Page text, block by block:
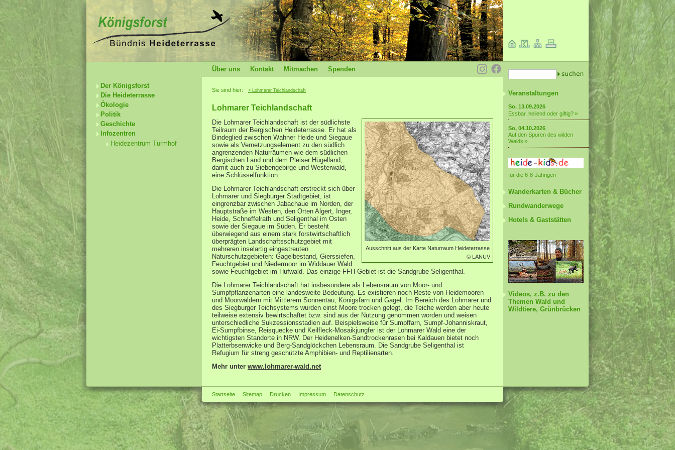
Der Königsforst
Die Heideterrasse
Ökologie
Politik
Geschichte
Infozentren
Heidezentrum Turmhof
Über uns Kontakt Mitmachen Spenden
Sie sind hier: > Lohmarer Teichlandschaft
Lohmarer Teichlandschaft
Ausschnitt aus der Karte Naturraum Heideterrasse
© LANUV
Die Lohmarer Teichlandschaft ist der südlichste
Teilraum der Bergischen Heideterrasse. Er hat als
Bindeglied zwischen Wahner Heide und Siegaue
sowie als Vernetzungselement zu den südlich
angrenzenden Naturräumen wie dem südlichen
Bergischen Land und dem Pleiser Hügelland,
damit auch zu Siebengebirge und Westerwald,
eine Schlüsselfunktion.
Die Lohmarer Teichlandschaft erstreckt sich über
Lohmarer und Siegburger Stadtgebiet, ist
eingrenzbar zwischen Jabachaue im Norden, der
Hauptstraße im Westen, den Orten Algert, Inger,
Heide, Schneffelrath und Seligenthal im Osten
sowie der Siegaue im Süden. Er besteht
überwiegend aus einem stark forstwirtschaftlich
überprägten Landschaftsschutzgebiet mit
mehreren inselartig eingestreuten
Naturschutzgebieten: Gagelbestand, Gierssiefen,
Feuchtgebiet und Niedermoor im Widdauer Wald
sowie Feuchtgebiet im Hufwald. Das einzige FFH-Gebiet ist die Sandgrube Seligenthal.
Die Lohmarer Teichlandschaft hat insbesondere als Lebensraum von Moor- und
Sumpfpflanzenarten eine landesweite Bedeutung. Es existieren noch Reste von Heidemooren
und Moorwäldern mit Mittlerem Sonnentau, Königsfarn und Gagel. Im Bereich des Lohmarer und
des Siegburger Teichsystems wurden einst Moore trocken gelegt, die Teiche werden aber heute
teilweise extensiv bewirtschaftet bzw. sind aus der Nutzung genommen worden und weisen
unterschiedliche Sukzessionsstadien auf. Beispielsweise für Sumpffarn, Sumpf-Johanniskraut,
Ei-Sumpfbinse, Reisquecke und Keilfleck-Mosaikjungfer ist der Lohmarer Wald eine der
wichtigsten Standorte in NRW. Der Heidenelken-Sandtrockenrasen bei Kaldauen bietet noch
Platterbsenwicke und Berg-Sandglöckchen Lebensraum. Die Sandgrube Seligenthal ist
Refugium für streng geschützte Amphibien- und Reptilienarten.
Mehr unter www.lohmarer-wald.net
Veranstaltungen
So, 13.09.2026
Essbar, heilend oder giftig?
So, 04.10.2026
Auf den Spuren des wilden
Walds
für die 6-8-Jährigen
Wanderkarten & Bücher
Rundwanderwege
Hotels & Gaststätten
Videos, z.B. zu den
Themen Wald und
Wildtiere, Grünbrücken
Startseite Sitemap Drucken Impressum Datenschutz